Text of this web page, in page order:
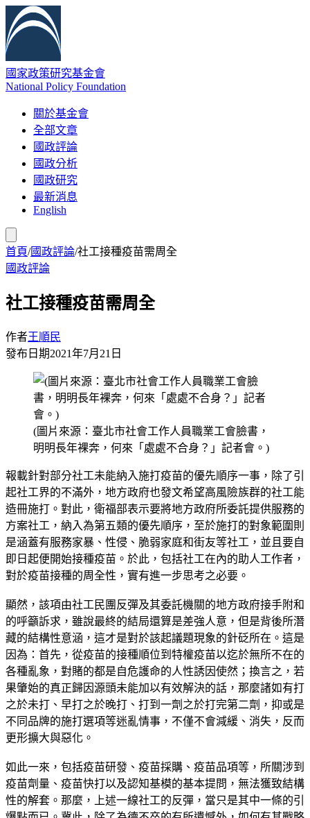
國家政策研究基金會
National Policy Foundation
關於基金會
全部文章
國政評論
國政分析
國政研究
最新消息
English
首頁/國政評論/社工接種疫苗需周全
國政評論
社工接種疫苗需周全
作者王順民
發布日期2021年7月21日
(圖片來源：臺北市社會工作人員職業工會臉書，
明明長年裸奔，何來「處處不合身？」記者會。)
報載針對部分社工未能納入施打疫苗的優先順序一事，除了引
起社工界的不滿外，地方政府也發文希望高風險族群的社工能
造冊施打。對此，衛福部表示要將地方政府所委託提供服務的
方案社工，納入為第五類的優先順序，至於施打的對象範圍則
是涵蓋有服務家暴、性侵、脆弱家庭和街友等社工，並且要自
即日起便開始接種疫苗。於此，包括社工在內的助人工作者，
對於疫苗接種的周全性，實有進一步思考之必要。
顯然，該項由社工民團反彈及其委託機關的地方政府接手附和
的呼籲訴求，雖說最終的結局還算是差強人意，但是背後所潛
藏的結構性意涵，這才是對於該起議題現象的針砭所在。這是
因為：首先，從疫苗的接種順位到特權疫苗以迄於無所不在的
各種亂象，對賭的都是自危護命的人性誘因使然；換言之，若
果肇始的真正歸因源頭未能加以有效解決的話，那麼諸如有打
之於未打、早打之於晚打、打到一劑之於打完第二劑，抑或是
不同品牌的施打選項等迷亂情事，不僅不會減緩、消失，反而
更形擴大與惡化。
如此一來，包括疫苗研發、疫苗採購、疫苗品項等，所關涉到
疫苗劑量、疫苗快打以及認知基模的基本提問，無法獲致結構
性的解套。那麼，上述一線社工的反彈，當只是其中一條的引